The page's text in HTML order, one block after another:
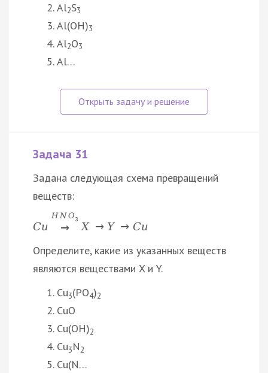
Al2S3
Al(OH)3
Al2O3
Al…
Задача 31
Задана следующая схема превращений
веществ:
Cu
H NO3
→ X → Y → Cu
Определите, какие из указанных веществ
являются веществами X и Y.
Cu3(PO4)2
CuO
Cu(OH)2
Cu3N2
Cu(N…